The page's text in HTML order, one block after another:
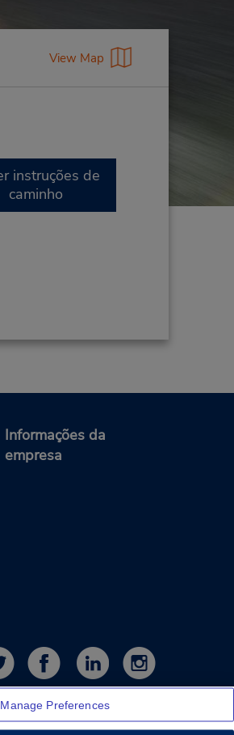
View Map
instruções de
caminho
Informações da
empresa
Manage Preferences